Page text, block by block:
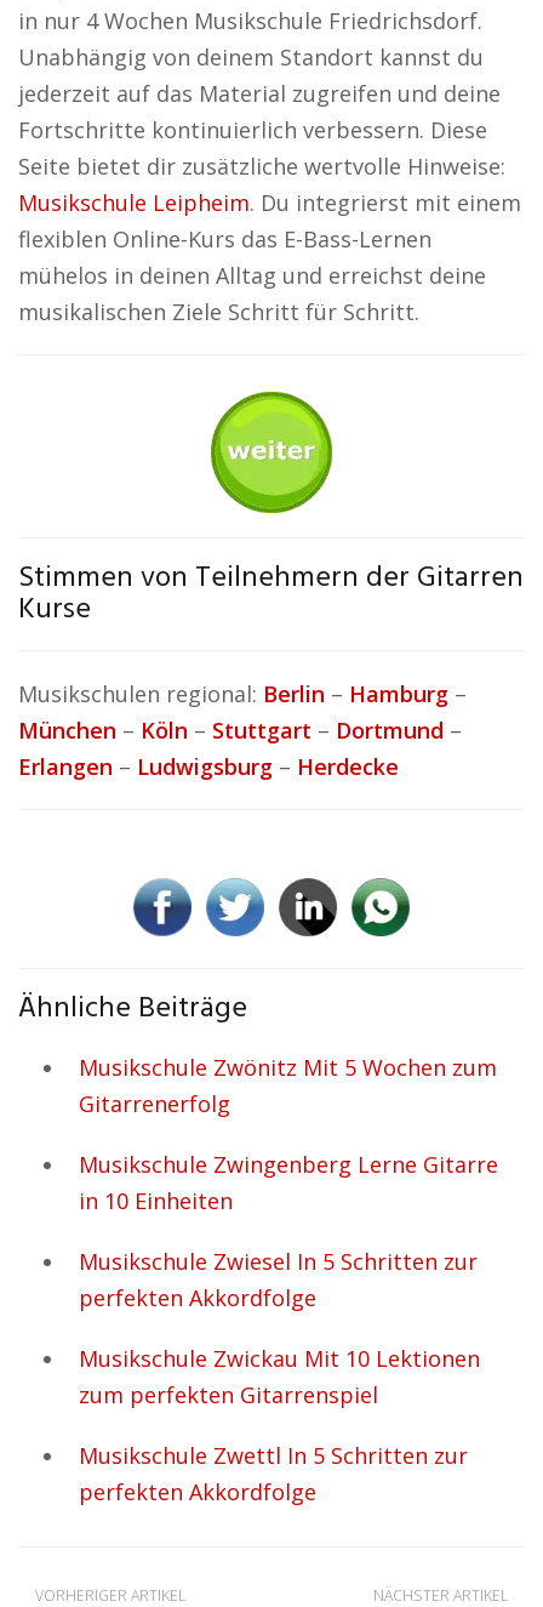
in nur 4 Wochen Musikschule Friedrichsdorf.
Unabhängig von deinem Standort kannst du
jederzeit auf das Material zugreifen und deine
Fortschritte kontinuierlich verbessern. Diese
Seite bietet dir zusätzliche wertvolle Hinweise:
Musikschule Leipheim. Du integrierst mit einem
flexiblen Online-Kurs das E-Bass-Lernen
mühelos in deinen Alltag und erreichst deine
musikalischen Ziele Schritt für Schritt.
Stimmen von Teilnehmern der Gitarren
Kurse
Musikschulen regional: Berlin – Hamburg –
München – Köln – Stuttgart – Dortmund –
Erlangen – Ludwigsburg – Herdecke
Ähnliche Beiträge
Musikschule Zwönitz Mit 5 Wochen zum
Gitarrenerfolg
Musikschule Zwingenberg Lerne Gitarre
in 10 Einheiten
Musikschule Zwiesel In 5 Schritten zur
perfekten Akkordfolge
Musikschule Zwickau Mit 10 Lektionen
zum perfekten Gitarrenspiel
Musikschule Zwettl In 5 Schritten zur
perfekten Akkordfolge
VORHERIGER ARTIKEL NÄCHSTER ARTIKEL